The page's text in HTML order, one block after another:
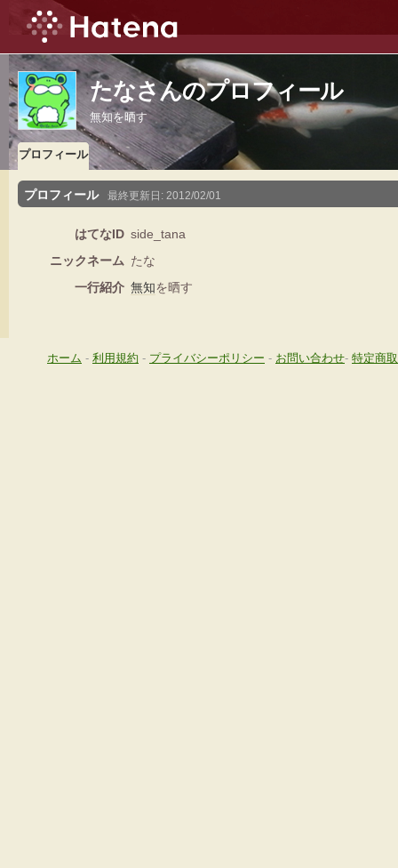
たなさんのプロフィール
無知を晒す
プロフィール
プロフィール 最終更新日: 2012/02/01
はてなID side_tana
ニックネーム たな
一行紹介 無知を晒す
ホーム - 利用規約 - プライバシーポリシー - お問い合わせ- 特定商